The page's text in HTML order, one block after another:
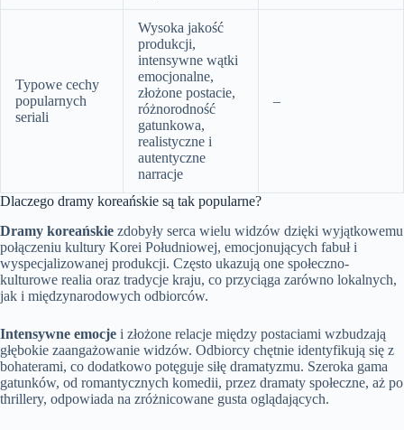
Typowe cechy
popularnych
seriali
Wysoka jakość
produkcji,
intensywne wątki
emocjonalne,
złożone postacie,
różnorodność
gatunkowa,
realistyczne i
autentyczne
narracje
–
Dlaczego dramy koreańskie są tak popularne?
Dramy koreańskie zdobyły serca wielu widzów dzięki wyjątkowemu
połączeniu kultury Korei Południowej, emocjonujących fabuł i
wyspecjalizowanej produkcji. Często ukazują one społeczno-
kulturowe realia oraz tradycje kraju, co przyciąga zarówno lokalnych,
jak i międzynarodowych odbiorców.
Intensywne emocje i złożone relacje między postaciami wzbudzają
głębokie zaangażowanie widzów. Odbiorcy chętnie identyfikują się z
bohaterami, co dodatkowo potęguje siłę dramatyzmu. Szeroka gama
gatunków, od romantycznych komedii, przez dramaty społeczne, aż po
thrillery, odpowiada na zróżnicowane gusta oglądających.